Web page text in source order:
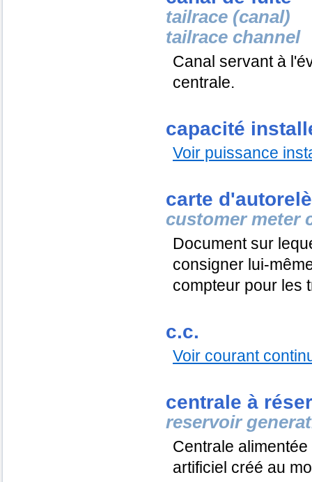
tailrace (canal)
tailrace channel
Canal servant à
centrale.
capacité
Voir puissance
carte
customer meter
Document sur
consigner lui-
compteur pour les
c.c.
Voir courant
centrale à
reservoir
Centrale
artificiel créé au